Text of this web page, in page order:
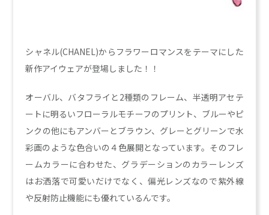
シャネル(CHANEL)からフラワーロマンスをテーマにした
新作アイウェアが登場しました！！
オーバル、バタフライと2種類のフレーム、半透明アセテ
ートに明るいフローラルモチーフのプリント、ブルーやピ
ンクの他にもアンバーとブラウン、グレーとグリーンで水
彩画のような色合いの４色展開となっています。そのフレ
ームカラーに合わせた、グラデーションのカラーレンズ
はお洒落で可愛いだけでなく、偏光レンズなので紫外線
や反射防止機能にも優れているんです。